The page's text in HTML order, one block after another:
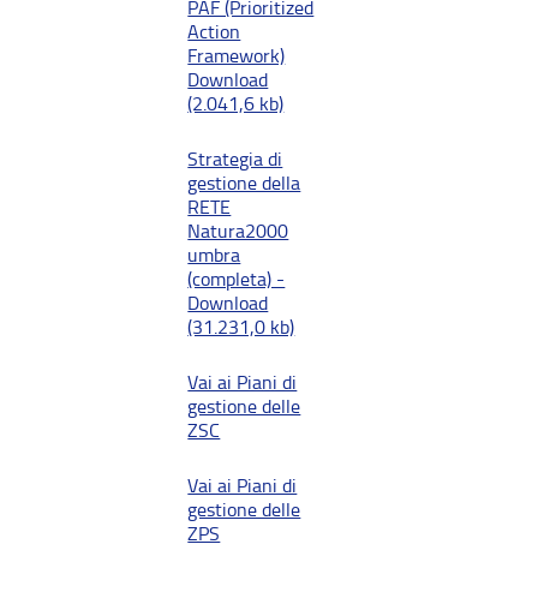
PAF (Prioritized
Action
Framework)
Download
(2.041,6 kb)
Strategia di
gestione della
RETE
Natura2000
umbra
(completa) -
Download
(31.231,0 kb)
Vai ai Piani di
gestione delle
ZSC
Vai ai Piani di
gestione delle
ZPS